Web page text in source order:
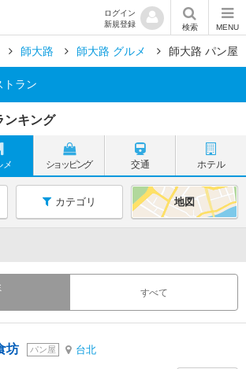
ログイン
新規登録
検索 MENU
師大路 師大路 グルメ 師大路 パン屋
トラン
ンキング
メ ショッピング 交通 ホテル
カテゴリ 地図
すべて
坊 パン屋 台北